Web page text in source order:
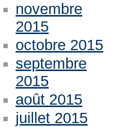
novembre
2015
octobre 2015
septembre
2015
août 2015
juillet 2015